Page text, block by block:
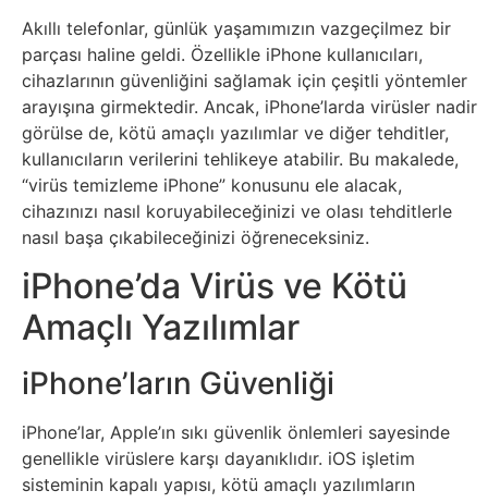
Din
Dokümanlar
Domain
Download
E-
Devlet
Eğitim
Cihazlar
Akıllı telefonlar, günlük yaşamımızın vazgeçilmez bir
parçası haline geldi. Özellikle iPhone kullanıcıları,
cihazlarının güvenliğini sağlamak için çeşitli yöntemler
arayışına girmektedir. Ancak, iPhone’larda virüsler nadir
görülse de, kötü amaçlı yazılımlar ve diğer tehditler,
kullanıcıların verilerini tehlikeye atabilir. Bu makalede,
“virüs temizleme iPhone” konusunu ele alacak,
cihazınızı nasıl koruyabileceğinizi ve olası tehditlerle
nasıl başa çıkabileceğinizi öğreneceksiniz.
iPhone’da Virüs ve Kötü
Amaçlı Yazılımlar
iPhone’ların Güvenliği
iPhone’lar, Apple’ın sıkı güvenlik önlemleri sayesinde
genellikle virüslere karşı dayanıklıdır. iOS işletim
sisteminin kapalı yapısı, kötü amaçlı yazılımların